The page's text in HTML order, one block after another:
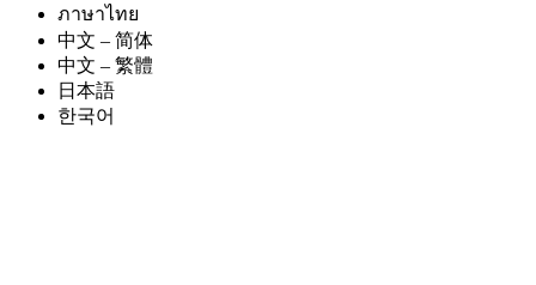
ภาษาไทย
中文 – 简体
中文 – 繁體
日本語
한국어